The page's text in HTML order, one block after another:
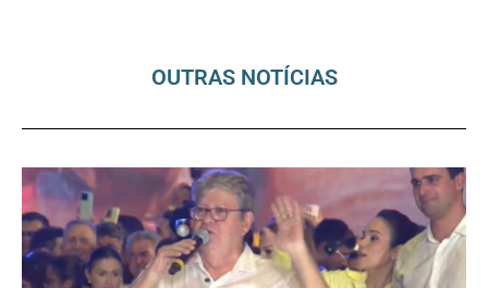
OUTRAS NOTÍCIAS